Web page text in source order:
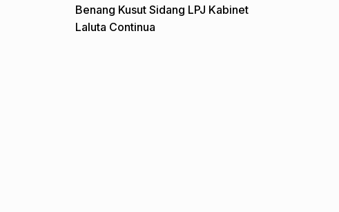
Benang Kusut Sidang LPJ Kabinet
Laluta Continua